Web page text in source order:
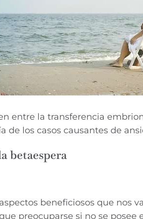
entre la transferencia
de los casos causantes de
betaespera
beneficiosos que nos
preocuparse si no se